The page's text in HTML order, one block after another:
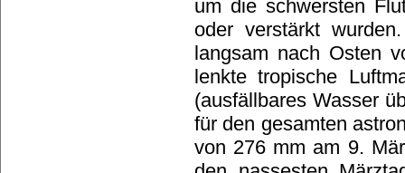
um die schwersten
oder verstärkt
langsam nach Osten
lenkte tropische
(ausfällbares Wasser
für den gesamten
von 276 mm am 9.